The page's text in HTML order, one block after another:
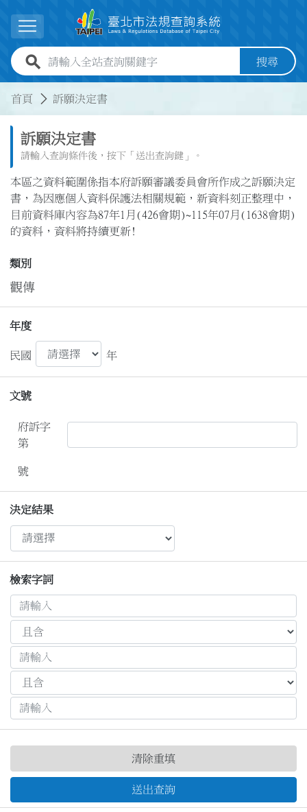
展開選單
全站查詢關鍵字欄位 搜尋
首頁 訴願決定書
訴願決定書
請輸入查詢條件後，按下「送出查詢鍵」。
本區之資料範圍係指本府訴願審議委員會所作成之訴願決定
書，為因應個人資料保護法相關規範，新資料刻正整理中，
目前資料庫內容為87年1月(426會期)~115年07月(1638會期)
的資料，資料將持續更新!
類別
觀傳
年度
民國 年
文號
府訴字
第
號
決定結果
檢索字詞
送出查詢